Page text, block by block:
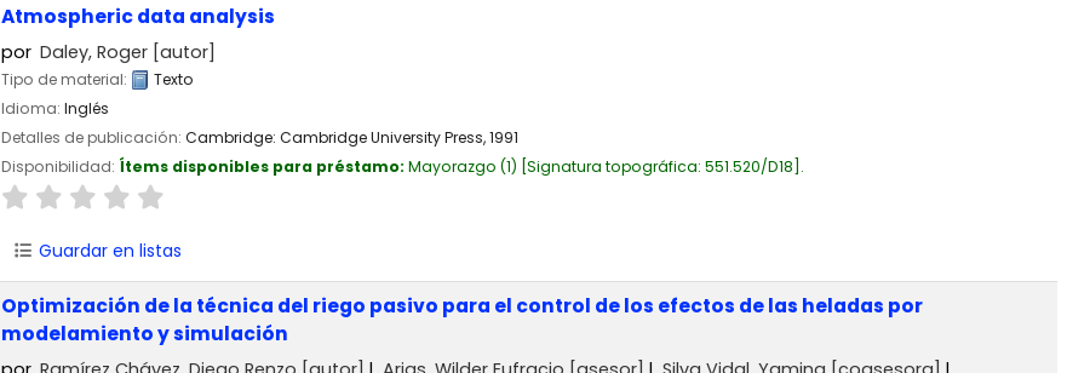
Atmospheric data analysis
por Daley, Roger [autor]
Tipo de material:
Texto
Idioma: Inglés
Detalles de publicación: Cambridge: Cambridge University Press,1991
Disponibilidad: Ítems disponibles para préstamo: Mayorazgo (1) Signatura topográfica: 551.520/D18 .
Guardar en listas
Optimización de la técnica del riego pasivo para el control de los efectos de las heladas por
modelamiento y simulación